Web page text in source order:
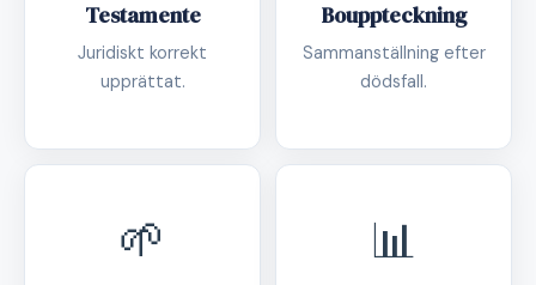
Testamente
Juridiskt korrekt
upprättat.
Bouppteckning
Sammanställning efter
dödsfall.
🌱 📊